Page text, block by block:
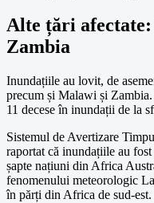
Alte țări
Zambia
Inundațiile au lovit, de
precum și Malawi și
11 decese în inundații de la
Sistemul de Avertizare
raportat că inundațiile au
șapte națiuni din Africa
fenomenului meteorologic
în părți din Africa de sud-est.